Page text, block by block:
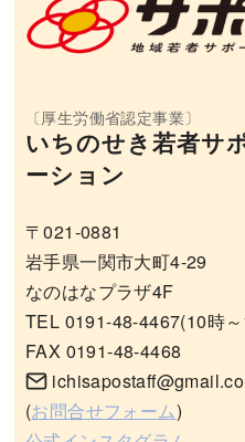
いちのせき若者サ
ーション
〒021-0881
岩手県一関市大町4-29
なのはなプラザ4F
TEL 0191-48-4467(10時
FAX 0191-48-4468
(お問合せフォーム)